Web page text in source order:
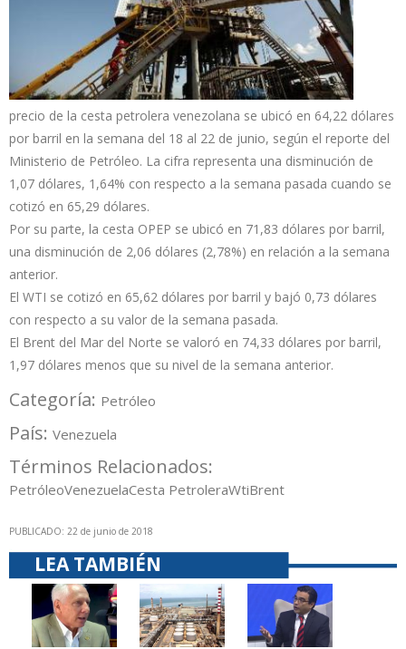
precio de la cesta petrolera venezolana se ubicó en 64,22 dólares
por barril en la semana del 18 al 22 de junio, según el reporte del
Ministerio de Petróleo. La cifra representa una disminución de
1,07 dólares, 1,64% con respecto a la semana pasada cuando se
cotizó en 65,29 dólares.
Por su parte, la cesta OPEP se ubicó en 71,83 dólares por barril,
una disminución de 2,06 dólares (2,78%) en relación a la semana
anterior.
El WTI se cotizó en 65,62 dólares por barril y bajó 0,73 dólares
con respecto a su valor de la semana pasada.
El Brent del Mar del Norte se valoró en 74,33 dólares por barril,
1,97 dólares menos que su nivel de la semana anterior.
Categoría: Petróleo
País: Venezuela
Términos Relacionados:
PetróleoVenezuelaCesta PetroleraWtiBrent
PUBLICADO: 22 de junio de 2018
LEA TAMBIÉN